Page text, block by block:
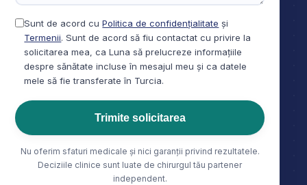
Sunt de acord cuPolitica de confidențialitate și
Termenii. Sunt de acord să fiu contactat cu privire la
solicitarea mea, ca Luna să prelucreze informațiile
despre sănătate incluse în mesajul meu și ca datele
mele să fie transferate în Turcia.
Trimite solicitarea
Nu oferim sfaturi medicale și nici garanții privind rezultatele.
Deciziile clinice sunt luate de chirurgul tău partener
independent.